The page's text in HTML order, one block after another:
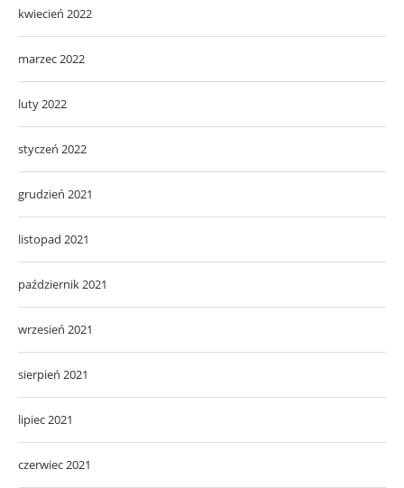
kwiecień 2022
marzec 2022
luty 2022
styczeń 2022
grudzień 2021
listopad 2021
październik 2021
wrzesień 2021
sierpień 2021
lipiec 2021
czerwiec 2021